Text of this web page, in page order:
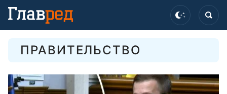
ПРАВИТЕЛЬСТВО